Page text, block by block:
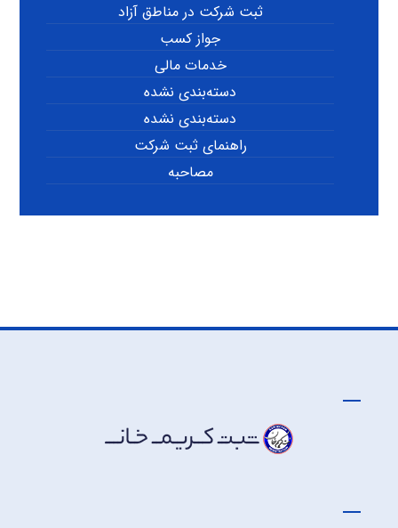
ثبت شرکت در مناطق آزاد
جواز کسب
خدمات مالی
دسته‌بندی نشده
دسته‌بندی نشده
راهنمای ثبت شرکت
مصاحبه